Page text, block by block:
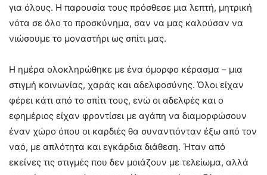
για όλους. Η παρουσία τους πρόσθεσε μια λεπτή, μητρική
νότα σε όλο το προσκύνημα, σαν να μας καλούσαν να
νιώσουμε το μοναστήρι ως σπίτι μας.
Η ημέρα ολοκληρώθηκε με ένα όμορφο κέρασμα – μια
στιγμή κοινωνίας, χαράς και αδελφοσύνης. Όλοι είχαν
φέρει κάτι από το σπίτι τους, ενώ οι αδελφές και ο
εφημέριος είχαν φροντίσει με αγάπη να διαμορφώσουν
έναν χώρο όπου οι καρδιές θα συναντιόνταν έξω από τον
ναό, με απλότητα και εγκάρδια διάθεση. Ήταν από
εκείνες τις στιγμές που δεν μοιάζουν με τελείωμα, αλλά